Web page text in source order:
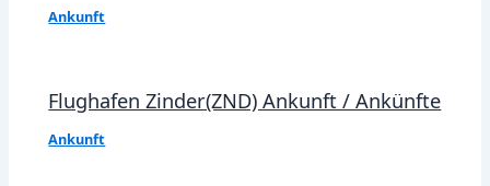
Ankunft
Flughafen Zinder(ZND) Ankunft / Ankünfte
Ankunft